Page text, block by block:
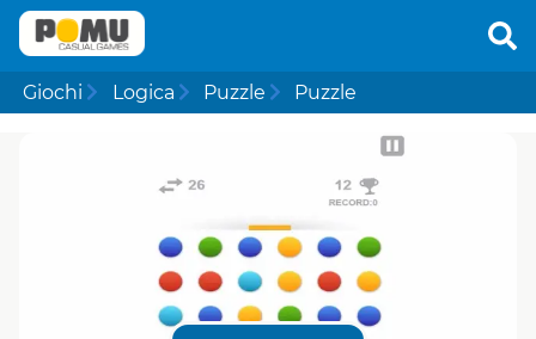
Giochi Logica Puzzle Puzzle